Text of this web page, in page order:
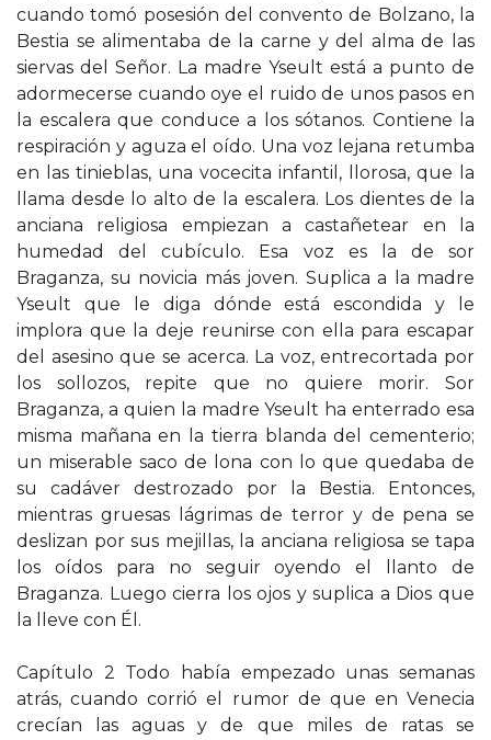
cuando tomó posesión del convento de Bolzano, la
Bestia se alimentaba de la carne y del alma de las
siervas del Señor. La madre Yseult está a punto de
adormecerse cuando oye el ruido de unos pasos en
la escalera que conduce a los sótanos. Contiene la
respiración y aguza el oído. Una voz lejana retumba
en las tinieblas, una vocecita infantil, llorosa, que la
llama desde lo alto de la escalera. Los dientes de la
anciana religiosa empiezan a castañetear en la
humedad del cubículo. Esa voz es la de sor
Braganza, su novicia más joven. Suplica a la madre
Yseult que le diga dónde está escondida y le
implora que la deje reunirse con ella para escapar
del asesino que se acerca. La voz, entrecortada por
los sollozos, repite que no quiere morir. Sor
Braganza, a quien la madre Yseult ha enterrado esa
misma mañana en la tierra blanda del cementerio;
un miserable saco de lona con lo que quedaba de
su cadáver destrozado por la Bestia. Entonces,
mientras gruesas lágrimas de terror y de pena se
deslizan por sus mejillas, la anciana religiosa se tapa
los oídos para no seguir oyendo el llanto de
Braganza. Luego cierra los ojos y suplica a Dios que
la lleve con Él.
Capítulo 2 Todo había empezado unas semanas
atrás, cuando corrió el rumor de que en Venecia
crecían las aguas y de que miles de ratas se